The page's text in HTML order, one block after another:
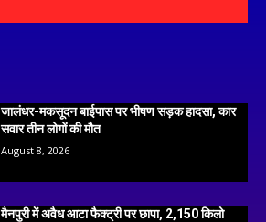
जालंधर-मकसूदन बाईपास पर भीषण सड़क हादसा, कार
सवार तीन लोगों की मौत
August 8, 2026
मैनपुरी में अवैध आटा फैक्ट्री पर छापा, 2,150 किलो